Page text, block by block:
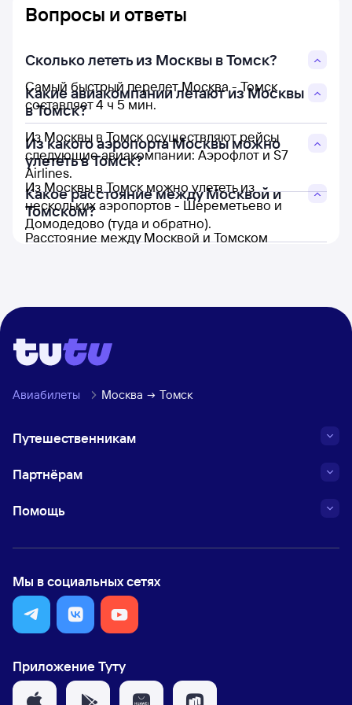
Вопросы и ответы
Сколько лететь из Москвы в Томск?
Самый быстрый перелет Москва - Томск
составляет 4 ч 5 мин.
Какие авиакомпании летают из Москвы
в Томск?
Из Москвы в Томск осуществляют рейсы
следующие авиакомпании: Аэрофлот и S7
Airlines.
Из какого аэропорта Москвы можно
улететь в Томск?
Из Москвы в Томск можно улететь из
нескольких аэропортов - Шереметьево и
Домодедово (туда и обратно).
Какое расстояние между Москвой и
Томском?
Расстояние между Москвой и Томском
Авиабилеты Москва Томск
Путешественникам
Партнёрам
Помощь
Мы в социальных сетях
Приложение Туту